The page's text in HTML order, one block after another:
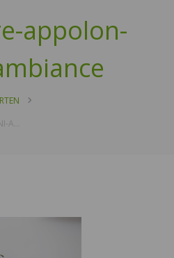
appolon-